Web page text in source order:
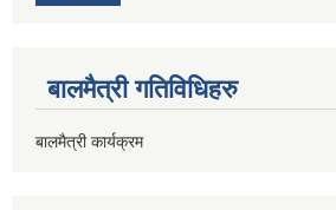
बालमैत्री गतिविधिहरु
बालमैत्री कार्यक्रम